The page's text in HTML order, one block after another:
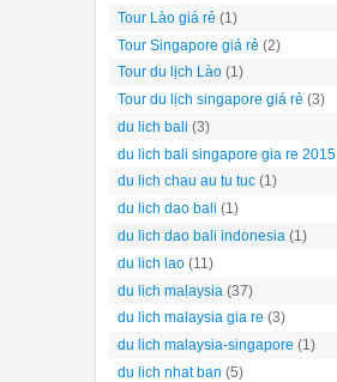
Tour Lào giá rẻ (1)
Tour Singapore giá rẻ (2)
Tour du lịch Lào (1)
Tour du lịch singapore giá rẻ (3)
du lich bali (3)
du lich bali singapore gia re 2015
du lich chau au tu tuc (1)
du lich dao bali (1)
du lich dao bali indonesia (1)
du lich lao (11)
du lich malaysia (37)
du lich malaysia gia re (3)
du lich malaysia-singapore (1)
du lich nhat ban (5)